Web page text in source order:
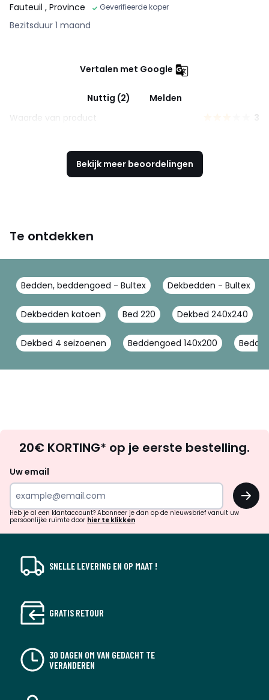
Fauteuil , Province Geverifieerde koper
Bezitsduur 1 maand
Vertalen met Google
Nuttig (2)
Melden
Waarde van product
3
Bekijk meer beoordelingen
Te ontdekken
Bedden, beddengoed - Bultex Dekbedden - Bultex
Dekbedden katoen Bed 220 Dekbed 240x240
Dekbed 4 seizoenen Beddengoed 140x200
zoek
inspiratie
verrassingen?
20€ KORTING* op je eerste bestelling.
Uw email
OK
Heb je al een klantaccount? Abonneer je dan op de nieuwsbrief vanuit uw
persoonlijke ruimte door hier te klikken
SNELLE LEVERING EN OP MAAT !
GRATIS RETOUR
30 DAGEN OM VAN GEDACHT TE
VERANDEREN